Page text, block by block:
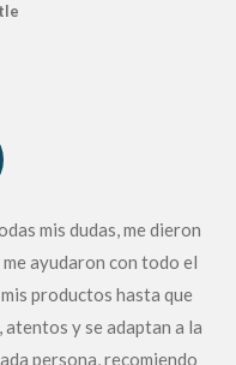
mis dudas, me dieron
ayudaron con todo el
productos hasta que
atentos y se adaptan a la
persona, recomiendo